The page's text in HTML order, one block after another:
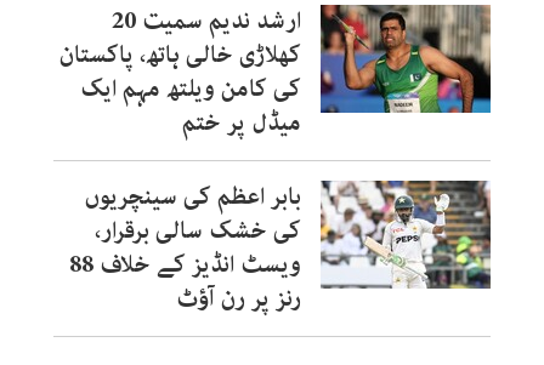
ارشد ندیم سمیت 20
کھلاڑی خالی ہاتھ، پاکستان
کی کامن ویلتھ مہم ایک
میڈل پر ختم
بابر اعظم کی سینچریوں
کی خشک سالی برقرار،
ویسٹ انڈیز کے خلاف 88
رنز پر رن آؤٹ